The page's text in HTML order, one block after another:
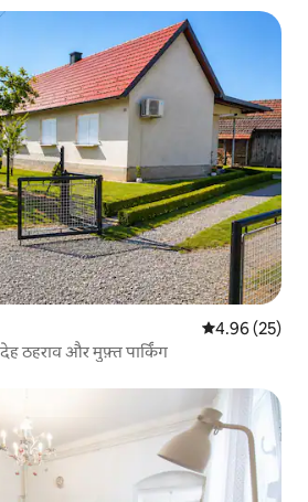
औसत रेटिंग 5 में
4.96 (25)
ठहराव और मुफ़्त पार्किंग